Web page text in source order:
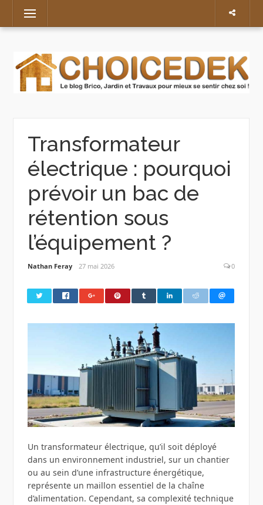
content
Menu
Transformateur
électrique : pourquoi
prévoir un bac de
rétention sous
l’équipement ?
Nathan Feray 27 mai 2026 0
Un transformateur électrique, qu’il soit déployé
dans un environnement industriel, sur un chantier
ou au sein d’une infrastructure énergétique,
représente un maillon essentiel de la chaîne
d’alimentation. Cependant, sa complexité technique